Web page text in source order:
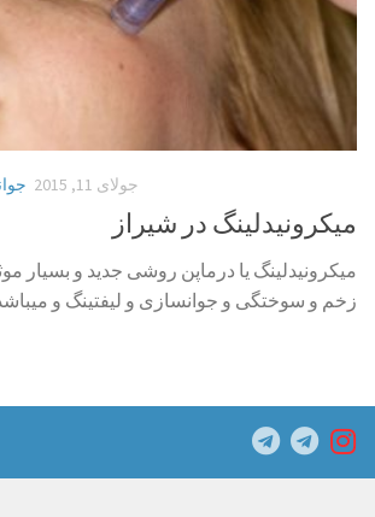
جولای 11, 2015
میکرونیدلینگ در شیراز
میکرونیدلینگ یا درماپن روشی جدید و بسیار
زخم و سوختگی و جوانسازی و لیفتینگ و